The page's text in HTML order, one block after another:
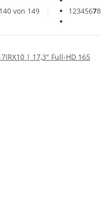
von 149 12345678